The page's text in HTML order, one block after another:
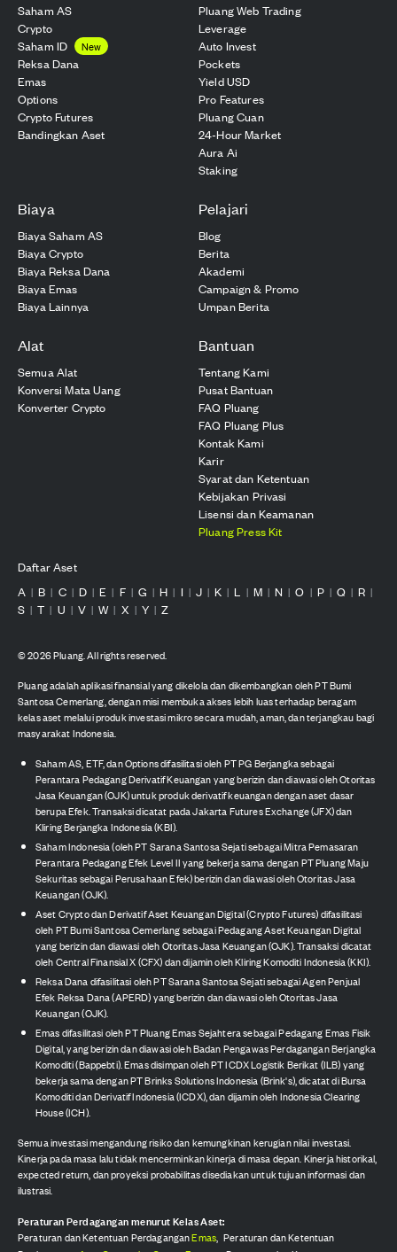
Saham AS
Crypto
Saham ID
New
Reksa Dana
Emas
Options
Crypto Futures
Bandingkan Aset
Pluang Web Trading
Leverage
Auto Invest
Pockets
Yield USD
Pro Features
Pluang Cuan
24-Hour Market
Aura Ai
Staking
Biaya
Biaya Saham AS
Biaya Crypto
Biaya Reksa Dana
Biaya Emas
Biaya Lainnya
Pelajari
Blog
Berita
Akademi
Campaign & Promo
Umpan Berita
Alat
Semua Alat
Konversi Mata Uang
Konverter Crypto
Bantuan
Tentang Kami
Pusat Bantuan
FAQ Pluang
FAQ Pluang Plus
Kontak Kami
Karir
Syarat dan Ketentuan
Kebijakan Privasi
Lisensi dan Keamanan
Pluang Press Kit
Daftar Aset
A | B | C | D | E | F | G | H | I | J | K | L | M | N | O | P | Q | R |
S | T | U | V | W | X | Y | Z
©2026Pluang. All rights reserved.
Pluang adalah aplikasi finansial yang dikelola dan dikembangkan oleh PT Bumi
Santosa Cemerlang, dengan misi membuka akses lebih luas terhadap beragam
kelas aset melalui produk investasi mikro secara mudah, aman, dan terjangkau bagi
masyarakat Indonesia.
Saham AS, ETF, dan Options difasilitasi oleh PT PG Berjangka sebagai
Perantara Pedagang Derivatif Keuangan yang berizin dan diawasi oleh Otoritas
Jasa Keuangan (OJK) untuk produk derivatif keuangan dengan aset dasar
berupa Efek. Transaksi dicatat pada Jakarta Futures Exchange (JFX) dan
Kliring Berjangka Indonesia (KBI).
Saham Indonesia (oleh PT Sarana Santosa Sejati sebagai Mitra Pemasaran
Perantara Pedagang Efek Level II yang bekerja sama dengan PT Pluang Maju
Sekuritas sebagai Perusahaan Efek) berizin dan diawasi oleh Otoritas Jasa
Keuangan (OJK).
Aset Crypto dan Derivatif Aset Keuangan Digital (Crypto Futures) difasilitasi
oleh PT Bumi Santosa Cemerlang sebagai Pedagang Aset Keuangan Digital
yang berizin dan diawasi oleh Otoritas Jasa Keuangan (OJK). Transaksi dicatat
oleh Central Finansial X (CFX) dan dijamin oleh Kliring Komoditi Indonesia (KKI).
Reksa Dana difasilitasi oleh PT Sarana Santosa Sejati sebagai Agen Penjual
Efek Reksa Dana (APERD) yang berizin dan diawasi oleh Otoritas Jasa
Keuangan (OJK).
Emas difasilitasi oleh PT Pluang Emas Sejahtera sebagai Pedagang Emas Fisik
Digital, yang berizin dan diawasi oleh Badan Pengawas Perdagangan Berjangka
Komoditi (Bappebti). Emas disimpan oleh PT ICDX Logistik Berikat (ILB) yang
bekerja sama dengan PT Brinks Solutions Indonesia (Brink's), dicatat di Bursa
Komoditi dan Derivatif Indonesia (ICDX), dan dijamin oleh Indonesia Clearing
House (ICH).
Semua investasi mengandung risiko dan kemungkinan kerugian nilai investasi.
Kinerja pada masa lalu tidak mencerminkan kinerja di masa depan. Kinerja historikal,
expected return, dan proyeksi probabilitas disediakan untuk tujuan informasi dan
ilustrasi.
Peraturan Perdagangan menurut Kelas Aset:
Peraturan dan Ketentuan PerdaganganEmas Peraturan dan Ketentuan